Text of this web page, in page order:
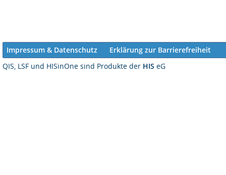
Impressum & Datenschutz
Erklärung zur Barrierefreiheit
QIS, LSF und HISinOne sind Produkte der HIS eG